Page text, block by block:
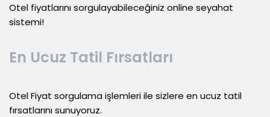
Otel fiyatlarını sorgulayabileceğiniz online seyahat
sistemi!
En Ucuz Tatil Fırsatları
Otel Fiyat sorgulama işlemleri ile sizlere en ucuz tatil
fırsatlarını sunuyoruz.